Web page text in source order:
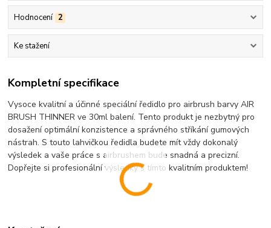
Hodnocení 2
Ke stažení
Kompletní specifikace
Vysoce kvalitní a účinné speciální ředidlo pro airbrush barvy AIR
BRUSH THINNER ve 30ml balení. Tento produkt je nezbytný pro
dosažení optimální konzistence a správného stříkání gumových
nástrah. S touto lahvičkou ředidla budete mít vždy dokonalý
výsledek a vaše práce s airbrushem bude snadná a precizní.
Dopřejte si profesionální výsledky s tímto kvalitním produktem!